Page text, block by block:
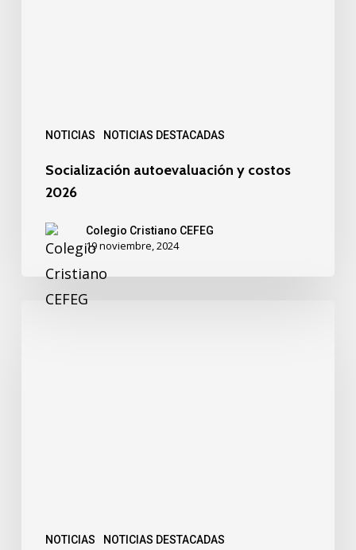
NOTICIAS NOTICIAS DESTACADAS
Socialización autoevaluación y costos
2026
Colegio Cristiano CEFEG
19 noviembre, 2024
NOTICIAS NOTICIAS DESTACADAS